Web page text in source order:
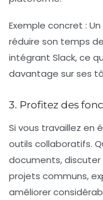
Exemple concret :
réduire son temps
intégrant Slack, ce
davantage sur ses
3. Profitez des
Si vous travaillez en
outils collaboratifs.
documents,
projets communs,
améliorer